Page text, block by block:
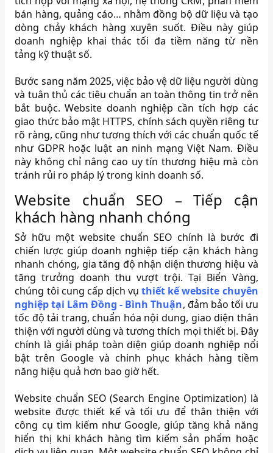
bán hàng, quảng cáo… nhằm đồng bộ dữ liệu và tạo
dòng chảy khách hàng xuyên suốt. Điều này giúp
doanh nghiệp khai thác tối đa tiềm năng từ nền
tảng kỹ thuật số.
Bước sang năm 2025, việc bảo vệ dữ liệu người dùng
và tuân thủ các tiêu chuẩn an toàn thông tin trở nên
bắt buộc. Website doanh nghiệp cần tích hợp các
giao thức bảo mật HTTPS, chính sách quyền riêng tư
rõ ràng, cũng như tương thích với các chuẩn quốc tế
như GDPR hoặc luật an ninh mạng Việt Nam. Điều
này không chỉ nâng cao uy tín thương hiệu mà còn
tránh rủi ro pháp lý trong kinh doanh số.
Website chuẩn SEO – Tiếp cận
khách hàng nhanh chóng
Sở hữu một website chuẩn SEO chính là bước đi
chiến lược giúp doanh nghiệp tiếp cận khách hàng
nhanh chóng, gia tăng độ nhận diện thương hiệu và
tăng trưởng doanh thu vượt trội. Tại Biển Vàng,
chúng tôi cung cấp dịch vụthiết kế website chuyên
nghiệp tại Lâm Đồng - Bình Thuận, đảm bảo tối ưu
tốc độ tải trang, chuẩn hóa nội dung, giao diện thân
thiện với người dùng và tương thích mọi thiết bị. Đây
chính là giải pháp toàn diện giúp doanh nghiệp nổi
bật trên Google và chinh phục khách hàng tiềm
năng hiệu quả hơn bao giờ hết.
Website chuẩn SEO (Search Engine Optimization) là
website được thiết kế và tối ưu để thân thiện với
công cụ tìm kiếm như Google, giúp tăng khả năng
hiển thị khi khách hàng tìm kiếm sản phẩm hoặc